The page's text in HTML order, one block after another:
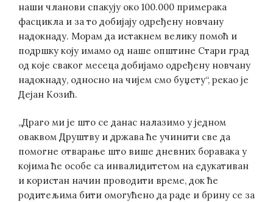
наши чланови спакују око 100.000 примерака
фасцикла и за то добијају одређену новчану
надокнаду. Морам да истакнем велику помоћ и
подршку коју имамо од наше општине Стари град
од које сваког месеца добијамо одређену новчану
надокнаду, односно на чијем смо буџету“, рекао је
Дејан Козић.
„Драго ми је што се данас налазимо у једном
оваквом Друштву и држава ће учинити све да
помогне отварање што више дневних боравака у
којима ће особе са инвалидитетом на едукативан
и користан начин проводити време, док ће
родитељима бити омогућено да раде и брину се за